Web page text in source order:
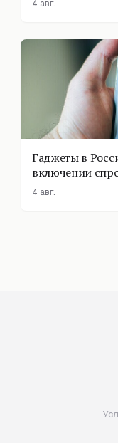
4 авг.
Гаджеты в
включении
помощник
4 авг.